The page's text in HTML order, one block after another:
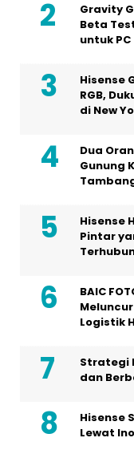
Gravity
Beta
untuk PC
Hisense
RGB,
di New
Dua
Gunung
Hisense
Pintar
BAIC
Logistik
Strategi
dan
Hisense
Lewat